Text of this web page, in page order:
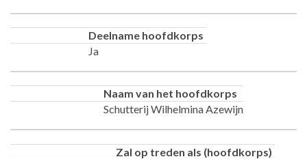
Deelname hoofdkorps
Ja
Naam van het hoofdkorps
Schutterij Wilhelmina Azewijn
Zal op treden als (hoofdkorps)